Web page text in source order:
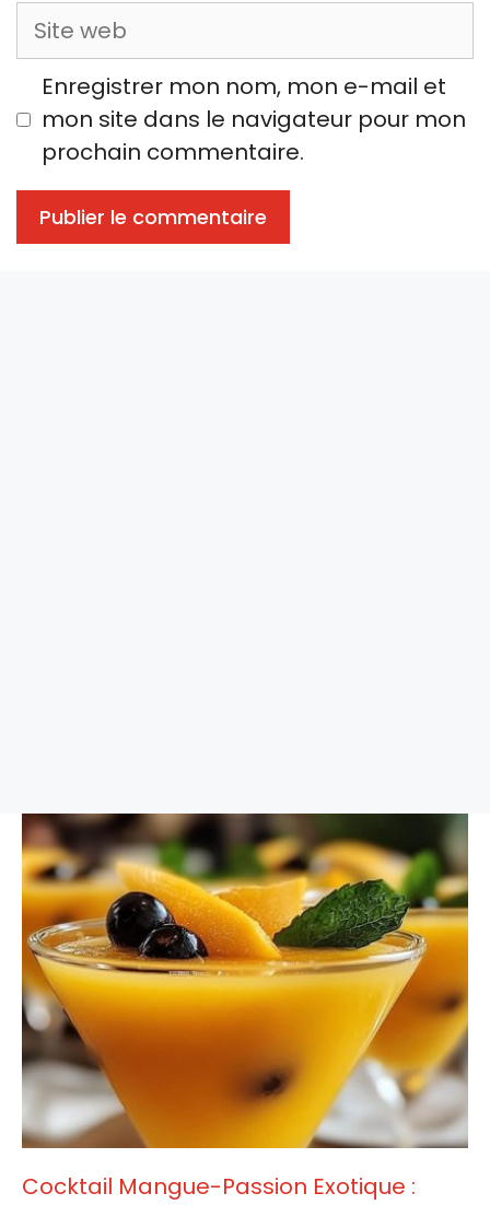
Site
web
Enregistrer mon nom, mon e-mail et
mon site dans le navigateur pour mon
prochain commentaire.
Cocktail Mangue-Passion Exotique :